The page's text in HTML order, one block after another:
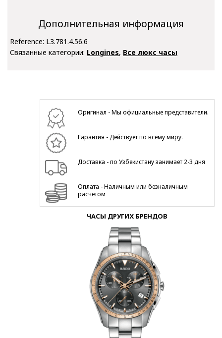
Дополнительная информация
Reference: L3.781.4.56.6
Связанные категории: Longines, Все люкс часы
Оригинал - Мы официальные представители.
Гарантия - Действует по всему миру.
Доставка - по Узбекистану занимает 2-3 дня
Оплата - Наличным или безналичным
расчетом
ЧАСЫ ДРУГИХ БРЕНДОВ